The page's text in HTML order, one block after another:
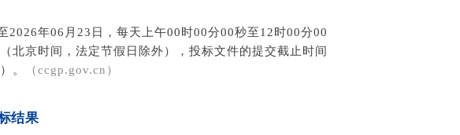
2026年06月23日，每天上午00时00分00秒至12时00分00
北京时间，法定节假日除外），投标文件的提交截止时间
。
（ccgp.gov.cn ）
结果